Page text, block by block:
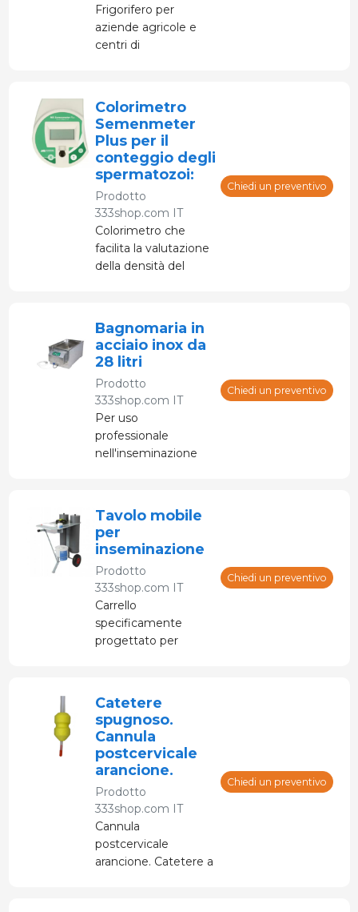
Frigorifero per
aziende agricole e
centri di
Colorimetro
Semenmeter
Plus per il
conteggio degli
spermatozoi:
Prodotto
333shop.com IT
Colorimetro che
facilita la valutazione
della densità del
centri di
inseminazione suina.
Chiedi un preventivo
Bagnomaria in
acciaio inox da
28 litri
Prodotto
333shop.com IT
Per uso
professionale
nell'inseminazione
Chiedi un preventivo
Tavolo mobile
per
inseminazione
Prodotto
333shop.com IT
Carrello
specificamente
progettato per
Chiedi un preventivo
Catetere
spugnoso.
Cannula
postcervicale
arancione.
Prodotto
333shop.com IT
Cannula
postcervicale
arancione. Catetere a
Chiedi un preventivo